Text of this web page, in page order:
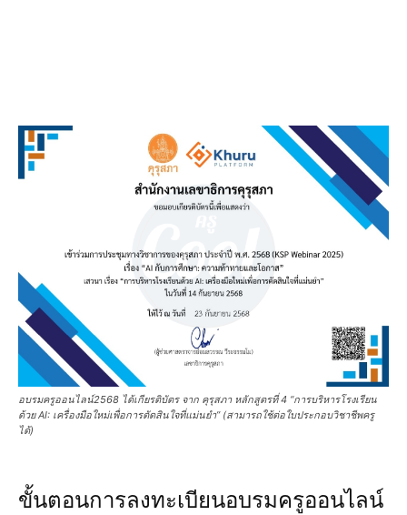
อบรมครูออนไลน์2568 ได้เกียรติบัตร จาก คุรุสภา หลักสูตรที่ 4 “การบริหารโรงเรียน
ด้วย AI: เครื่องมือใหม่เพื่อการตัดสินใจที่แม่นยำ” (สามารถใช้ต่อใบประกอบวิชาชีพครู
ได้)
ขั้นตอนการลงทะเบียนอบรมครูออนไลน์